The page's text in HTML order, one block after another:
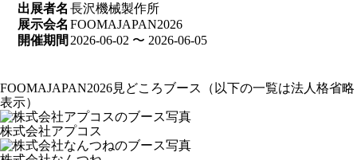
出展者名 長沢機械製作所
展示会名 FOOMAJAPAN2026
開催期間 2026-06-02 〜 2026-06-05
FOOMAJAPAN2026見どころブース
（以下の一覧は法人格省略
表示）
株式会社アプコス